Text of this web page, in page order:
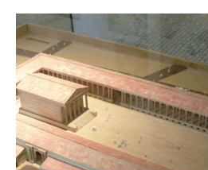
n’a
pas
d’odeur